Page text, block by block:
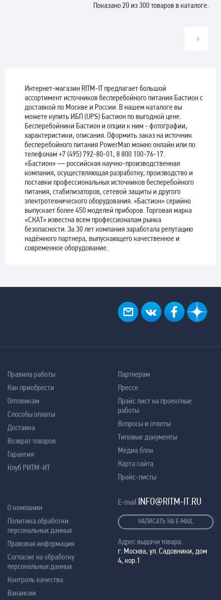
Показано 20 из 300 товаров в каталоге.
Интернет-магазин RITM-IT предлагает большой
ассортимент источников бесперебойного питания Бастион с
доставкой по Москве и России. В нашем каталоге вы
можете купить ИБП (UPS) Бастион по выгодной цене.
Бесперебойники Бастион и опции к ним - фотографии,
характеристики, описания. Оформить заказ на источник
бесперебойного питания PowerMan можно онлайн или по
телефонам +7 (495) 792-80-01, 8 800 100-76-17.
«Бастион» — российская научно-производственная
компания, осуществляющая разработку, производство и
поставки профессиональных источников бесперебойного
питания, стабилизаторов, сетевой защиты и другого
электротехнического оборудования. «Бастион» серийно
выпускает более 450 моделей приборов. Торговая марка
«СКАТ» известна всем профессионалам рынка
безопасности. За 30 лет компания заработала репутацию
надёжного партнера, выпускающего качественное и
современное оборудование.
Правила работы
Как приобрести
Оптовикам
Способы оплаты
Доставка
Возврат товаров
Гарантия
Клуб РИТМ-ИТ
Партнерам
Прессе
Прайс лист на проектные
работы
Вопросы и ответы
Типовые документы
Медиа блок
Карта сайта
Прайс-листы
О компании
Политика обработки
персональных данных
Правовая информация
Согласие на обработку
персональных данных
Контроль качества
Вакансии
E-mail INFO@RITM-IT.RU
НАПИСАТЬ НА E-MAIL
Адрес выдачи товара:
г. Москва, ул. Садовники, дом
4, кор.1